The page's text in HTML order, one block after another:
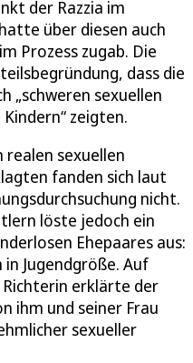
der Razzia im
über diesen auch
Prozess zugab. Die
dass die
„schweren sexuellen
zeigten.
realen sexuellen
fanden sich laut
nicht.
löste jedoch ein
Ehepaares aus:
Jugendgröße. Auf
erklärte der
ihm und seiner Frau
sexueller